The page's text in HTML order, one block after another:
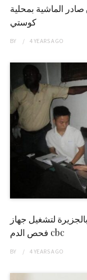
الماشية بمحلية
كوستي
BY 4 YEARSAGO
بالجزيرة لتشغيل جهاز
فحص الدم cbc
BY 4 YEARSAGO